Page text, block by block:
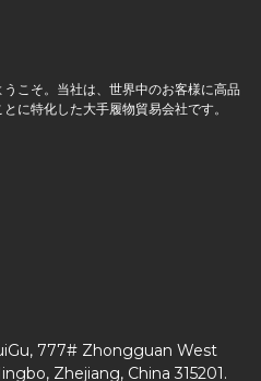
こそ。当社は、世界中のお客様に高品
に特化した大手履物貿易会社です。
777# Zhongguan West
Zhejiang, China 315201.